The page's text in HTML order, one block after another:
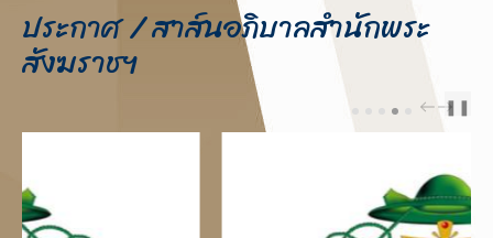
ประกาศ / สาส์นอภิบาลสำนักพระ
สังฆราชฯ
PREV
NEXT
❚❚